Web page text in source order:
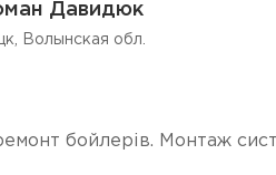
Давидюк
Волынская обл.
бойлерів. Монтаж